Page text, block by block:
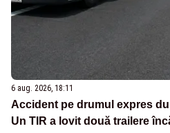
6 aug. 2026, 18:11
Accident pe drumul expres
Un TIR a lovit două trailere